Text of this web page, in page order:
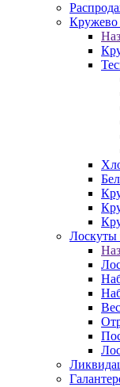
Кружево
Лоскуты